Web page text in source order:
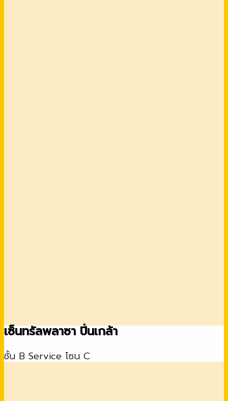
เซ็นทรัลพลาซา ปิ่นเกล้า
ชั้น B Service โซน C